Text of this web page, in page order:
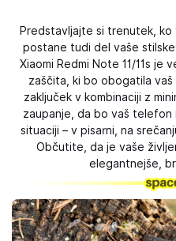
Predstavljajte si trenutek,
postane tudi del vaše
Xiaomi Redmi Note 11/11s
zaščita, ki bo obogatila
zaključek v kombinaciji z
zaupanje, da bo vaš
situaciji – v pisarni, na
Občutite, da je vaše
elegantnejše,